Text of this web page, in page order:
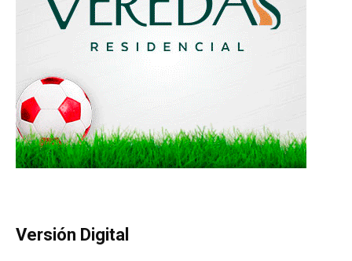
Versión Digital